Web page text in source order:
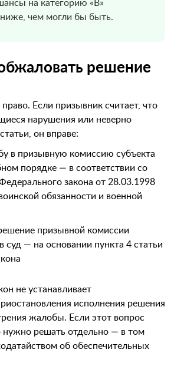
на категорию «В»
ниже, чем могли бы быть.
решение
Если призывник считает, что
нарушения или неверно
он вправе:
в призывную комиссию субъекта
порядке — в соответствии со
закона от 28.03.1998
обязанности и военной
призывной комиссии
суд — на основании пункта 4 статьи
не устанавливает
исполнения решения
жалобы. Если этот вопрос
нужно решать отдельно — в том
об обеспечительных